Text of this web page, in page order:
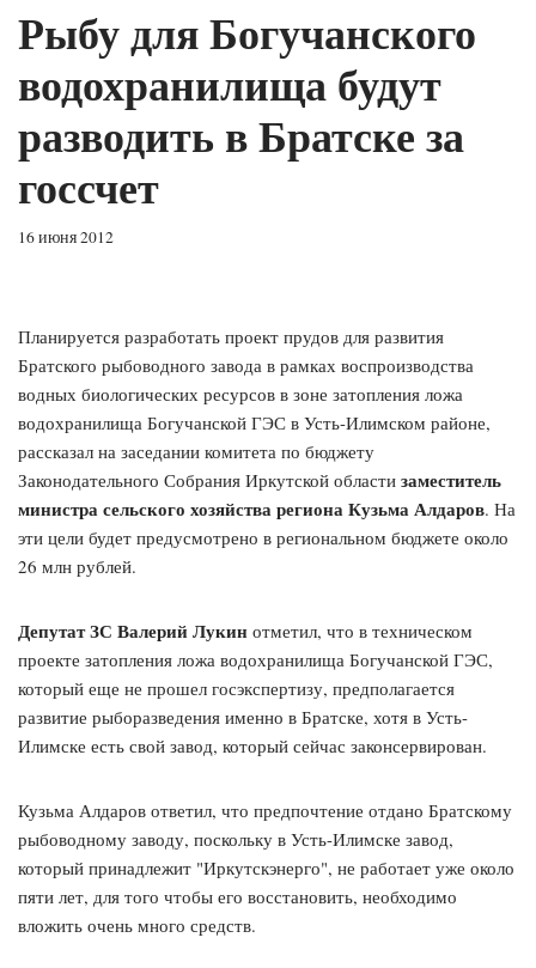
Рыбу для Богучанского
водохранилища будут
разводить в Братске за
госсчет
16 июня 2012
Планируется разработать проект прудов для развития
Братского рыбоводного завода в рамках воспроизводства
водных биологических ресурсов в зоне затопления ложа
водохранилища Богучанской ГЭС в Усть-Илимском районе,
рассказал на заседании комитета по бюджету
Законодательного Собрания Иркутской области заместитель
министра сельского хозяйства региона Кузьма Алдаров. На
эти цели будет предусмотрено в региональном бюджете около
26 млн рублей.
Депутат ЗС Валерий Лукин отметил, что в техническом
проекте затопления ложа водохранилища Богучанской ГЭС,
который еще не прошел госэкспертизу, предполагается
развитие рыборазведения именно в Братске, хотя в Усть-
Илимске есть свой завод, который сейчас законсервирован.
Кузьма Алдаров ответил, что предпочтение отдано Братскому
рыбоводному заводу, поскольку в Усть-Илимске завод,
который принадлежит "Иркутскэнерго", не работает уже около
пяти лет, для того чтобы его восстановить, необходимо
вложить очень много средств.